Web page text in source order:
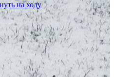
на ходу